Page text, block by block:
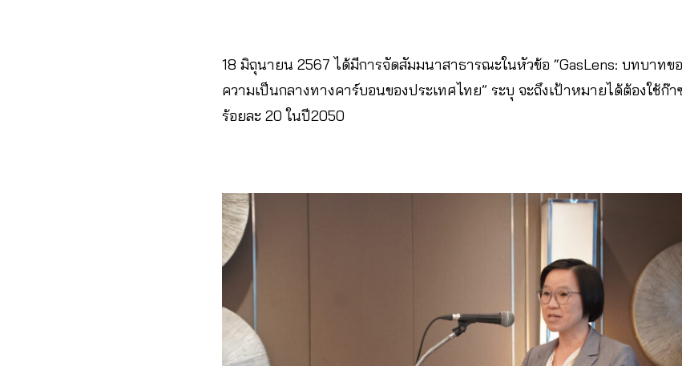
18 มิถุนายน 2567 ได้มีการจัดสัมมนาสาธารณะในหัวข้อ “GasLens: บทบาทข
ความเป็นกลางทางคาร์บอนของประเทศไทย” ระบุ จะถึงเป้าหมายได้ต้องใช้ก๊
ร้อยละ 20 ในปี2050